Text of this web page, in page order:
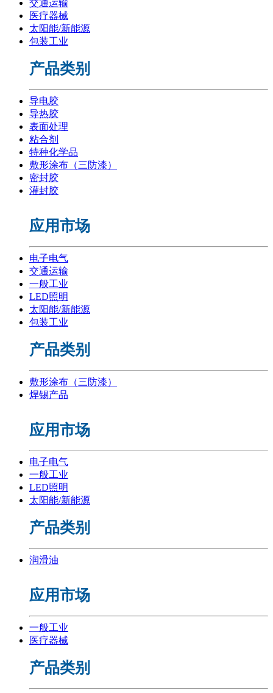
交通运输
医疗器械
太阳能/新能源
包装工业
产品类别
导电胶
导热胶
表面处理
粘合剂
特种化学品
敷形涂布（三防漆）
密封胶
灌封胶
应用市场
电子电气
交通运输
一般工业
LED照明
太阳能/新能源
包装工业
产品类别
敷形涂布（三防漆）
焊锡产品
应用市场
电子电气
一般工业
LED照明
太阳能/新能源
产品类别
润滑油
应用市场
一般工业
医疗器械
产品类别